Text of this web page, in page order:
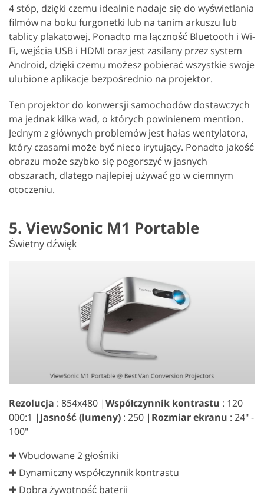
4 stóp, dzięki czemu idealnie nadaje się do wyświetlania
filmów na boku furgonetki lub na tanim arkuszu lub
tablicy plakatowej. Ponadto ma łączność Bluetooth i Wi-
Fi, wejścia USB i HDMI oraz jest zasilany przez system
Android, dzięki czemu możesz pobierać wszystkie swoje
ulubione aplikacje bezpośrednio na projektor.
Ten projektor do konwersji samochodów dostawczych
ma jednak kilka wad, o których powinienem mention.
Jednym z głównych problemów jest hałas wentylatora,
który czasami może być nieco irytujący. Ponadto jakość
obrazu może szybko się pogorszyć w jasnych
obszarach, dlatego najlepiej używać go w ciemnym
otoczeniu.
5. ViewSonic M1 Portable
Świetny dźwięk
Rezolucja : 854x480 |Współczynnik kontrastu : 120
000:1 | Jasność (lumeny) : 250 | Rozmiar ekranu : 24" -
100"
✚ Wbudowane 2 głośniki
✚ Dynamiczny współczynnik kontrastu
✚ Dobra żywotność baterii